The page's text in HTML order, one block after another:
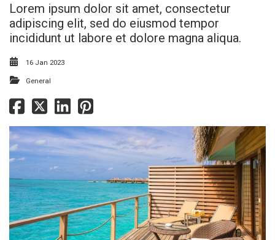
Lorem ipsum dolor sit amet, consectetur
adipiscing elit, sed do eiusmod tempor
incididunt ut labore et dolore magna aliqua.
16 Jan 2023
General